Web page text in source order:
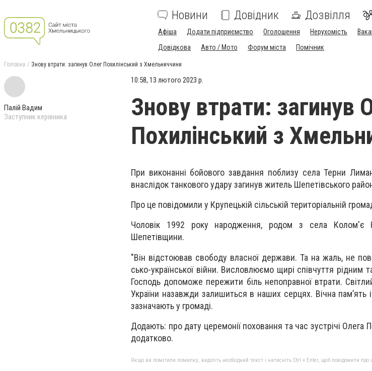
Новини Довідник Дозвілля
Афіша Додати підприємство Оголошення Нерухомість
Довідкова
Авто / Мото Форум міста Помічник
Головна Знову втрати: загинув Олег Похилінський з Хмельниччини
Палій Вадим
Заступник керівника
10:58, 13 лютого 2023 р.
Знову втрати: загинув
Похилінський з
При ви­ко­нан­ні бойово­го зав­дання поб­ли­зу се­ла Тер­ни
внас­лі­док тан­ко­во­го уда­ру за­ги­нув жи­тель Шепетівського
Про це повідомили у Крупецькій сільській територіальній
Чоловік 1992 ро­ку на­род­ження, родом з села Колом'є
Шепетівщини.
"Він від­сто­ював сво­бо­ду влас­ної дер­жа­ви. Та на жаль, не
сько-ук­ра­їнсь­кої вій­ни. Вис­ловлю­ємо щи­рі спів­чуття рід­ним
Гос­подь до­по­мо­же пе­ре­жи­ти біль не­поп­равної втра­ти.
Ук­ра­їни на­зав­жди за­ли­шить­ся в на­ших сер­цях. Віч­на пам’ять
зазначають у громаді.
Додають: про да­ту це­ре­мо­нії по­хо­ван­ня та час зус­трі­чі Оле­га
до­дат­ко­во.
Якщо ви помітили помилку, виділіть необхідний текст і натисніть Ctrl + Enter, щоб повідомити про